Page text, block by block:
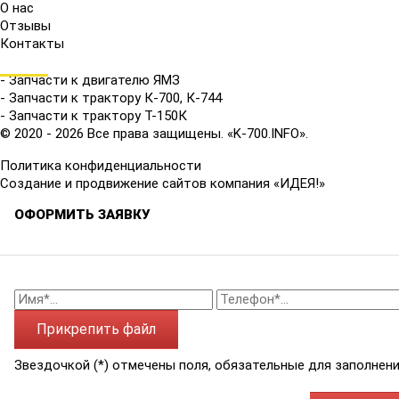
О нас
Отзывы
Контакты
- Запчасти к двигателю ЯМЗ
- Запчасти к трактору К-700, К-744
- Запчасти к трактору Т-150К
© 2020 - 2026 Все права защищены. «K-700.INFO».
Политика конфиденциальности
Создание и продвижение сайтов компания «ИДЕЯ!»
ОФОРМИТЬ ЗАЯВКУ
Прикрепить файл
Звездочкой (*) отмечены поля, обязательные для